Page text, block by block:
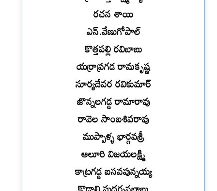
రచన శాయి
ఎన్.వేణుగోపాల్
కొత్తపల్లి రవిబాబు
యర్రాప్రగడ రామకృష్ణ
సూర్యదేవర రవికుమార్
జొన్నలగడ్డ రామారావు
రావెల సాంబశివరావు
ముప్పాళ్ళ భార్గవశ్రీ
ఆలూరి విజయలక్ష్మి
కాట్రగడ్డ బసవపున్నయ్య